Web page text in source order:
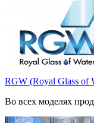
RGW (Royal Glass of
Во всех моделях